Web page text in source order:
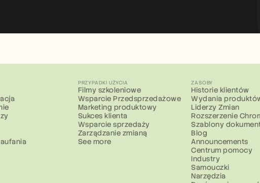
PRZYPADKI UŻYCIA
Filmy szkoleniowe
Wsparcie Przedsprzedażowe
Marketing produktowy
Sukces klienta
Wsparcie sprzedaży
Zarządzanie zmianą
See more
ZASOBY
Historie klientów
Wydania
Liderzy Zmian
Rozszerzenie
Szablony
Blog
Announcements
Centrum pomocy
Industry
Samouczki
Narzędzia